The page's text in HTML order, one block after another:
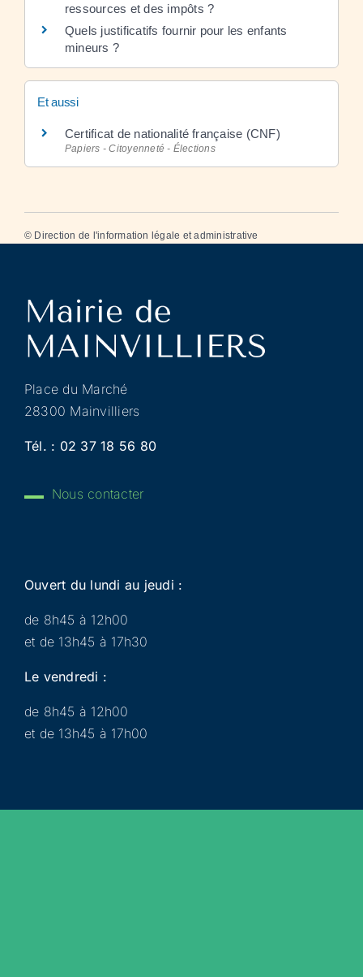
ressources et des impôts ?
Quels justificatifs fournir pour les enfants
mineurs ?
Et aussi
Certificat de nationalité française (CNF)
Papiers - Citoyenneté - Élections
© Direction de l'information légale et administrative
Place du Marché
28300 Mainvilliers
Tél. : 02 37 18 56 80
Nous contacter
Ouvert du lundi au jeudi :
de 8h45 à 12h00
et de 13h45 à 17h30
Le vendredi :
de 8h45 à 12h00
et de 13h45 à 17h00